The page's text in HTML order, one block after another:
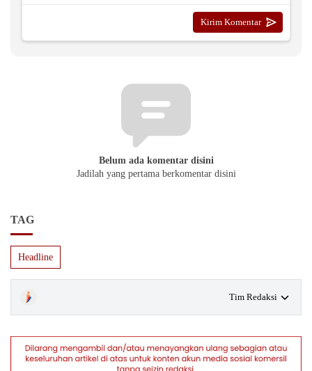
Belum ada komentar disini
Jadilah yang pertama berkomentar disini
TAG
Headline
Tim Redaksi